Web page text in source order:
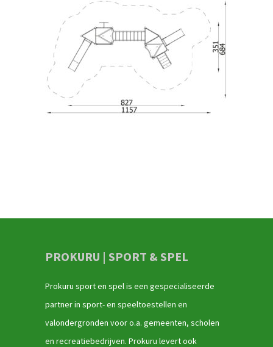
PROKURU | SPORT & SPEL
Prokuru sport en spel is een gespecialiseerde
partner in sport- en speeltoestellen en
valondergronden voor o.a. gemeenten, scholen
en recreatiebedrijven. Prokuru levert ook